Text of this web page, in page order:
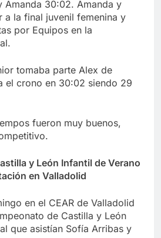
Amanda 30:02. Amanda y
a la final juvenil femenina y
por Equipos en la
tomaba parte Alex de
el crono en 30:02 siendo 29
fueron muy buenos,
y León Infantil de Verano
en Valladolid
en el CEAR de Valladolid
de Castilla y León
que asistían Sofía Arribas y